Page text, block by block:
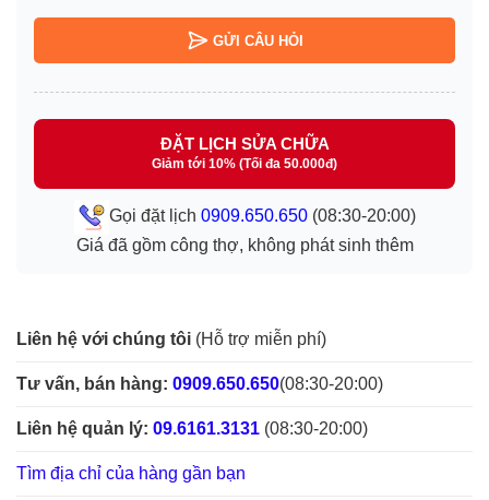
GỬI CÂU HỎI
ĐẶT LỊCH SỬA CHỮA
Giảm tới 10% (Tối đa 50.000đ)
Gọi đặt lịch 0909.650.650(08:30-20:00)
Giá đã gồm công thợ, không phát sinh thêm
Liên hệ với chúng tôi (Hỗ trợ miễn phí)
Tư vấn, bán hàng: 0909.650.650(08:30-20:00)
Liên hệ quản lý: 09.6161.3131 (08:30-20:00)
Tìm địa chỉ của hàng gần bạn